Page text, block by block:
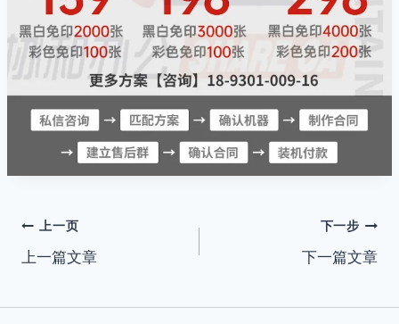
文
章
导
上一页
上一篇文章
下一步
下一篇文章